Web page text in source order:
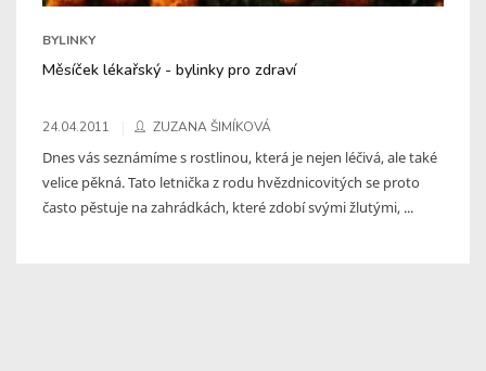
BYLINKY
Měsíček lékařský - bylinky pro zdraví
24.04.2011 ZUZANA ŠIMÍKOVÁ
Dnes vás seznámíme s rostlinou, která je nejen léčivá, ale také
velice pěkná. Tato letnička z rodu hvězdnicovitých se proto
často pěstuje na zahrádkách, které zdobí svými žlutými, ...